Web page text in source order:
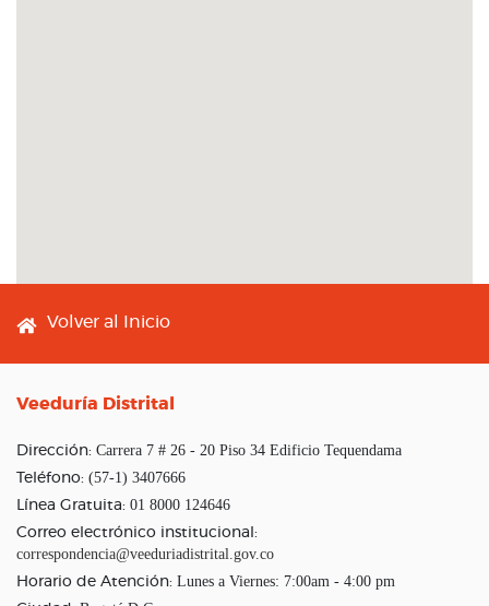
Footer menu
Volver al Inicio
Veeduría Distrital
Dirección: Carrera 7 # 26 - 20 Piso 34 Edificio Tequendama
Teléfono: (57-1) 3407666
Línea Gratuita: 01 8000 124646
Correo electrónico institucional:
correspondencia@veeduriadistrital.gov.co
Horario de Atención: Lunes a Viernes: 7:00am - 4:00 pm